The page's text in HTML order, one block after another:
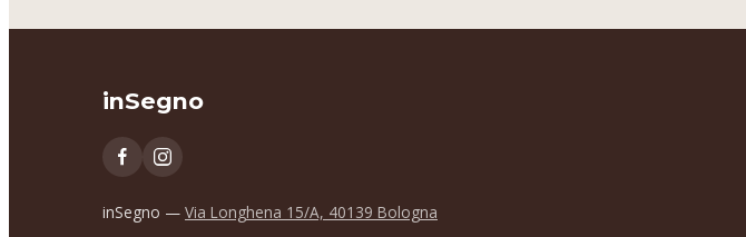
inSegno
inSegno — Via Longhena 15/A, 40139 Bologna